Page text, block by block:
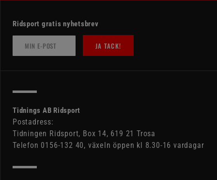
Ridsport gratis nyhetsbrev
JA TACK!
Tidnings AB Ridsport
Postadress:
Tidningen Ridsport, Box 14, 619 21 Trosa
Telefon 0156-132 40, växeln öppen kl 8.30-16 vardagar